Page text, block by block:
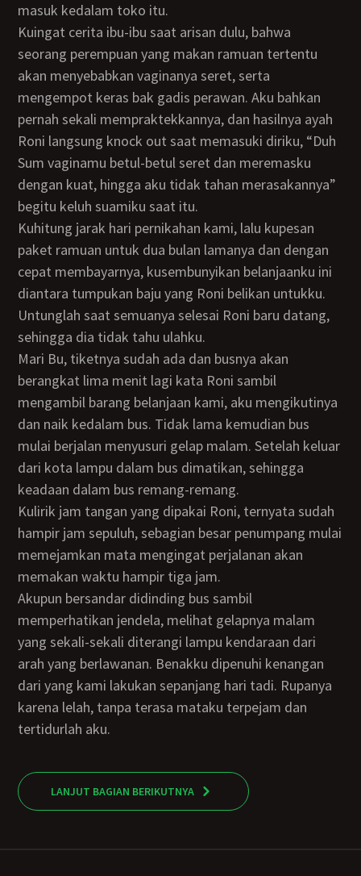
masuk kedalam toko itu.
Kuingat cerita ibu-ibu saat arisan dulu, bahwa
seorang perempuan yang makan ramuan tertentu
akan menyebabkan vaginanya seret, serta
mengempot keras bak gadis perawan. Aku bahkan
pernah sekali mempraktekkannya, dan hasilnya ayah
Roni langsung knock out saat memasuki diriku, “Duh
Sum vaginamu betul-betul seret dan meremasku
dengan kuat, hingga aku tidak tahan merasakannya”
begitu keluh suamiku saat itu.
Kuhitung jarak hari pernikahan kami, lalu kupesan
paket ramuan untuk dua bulan lamanya dan dengan
cepat membayarnya, kusembunyikan belanjaanku ini
diantara tumpukan baju yang Roni belikan untukku.
Untunglah saat semuanya selesai Roni baru datang,
sehingga dia tidak tahu ulahku.
Mari Bu, tiketnya sudah ada dan busnya akan
berangkat lima menit lagi kata Roni sambil
mengambil barang belanjaan kami, aku mengikutinya
dan naik kedalam bus. Tidak lama kemudian bus
mulai berjalan menyusuri gelap malam. Setelah keluar
dari kota lampu dalam bus dimatikan, sehingga
keadaan dalam bus remang-remang.
Kulirik jam tangan yang dipakai Roni, ternyata sudah
hampir jam sepuluh, sebagian besar penumpang mulai
memejamkan mata mengingat perjalanan akan
memakan waktu hampir tiga jam.
Akupun bersandar didinding bus sambil
memperhatikan jendela, melihat gelapnya malam
yang sekali-sekali diterangi lampu kendaraan dari
arah yang berlawanan. Benakku dipenuhi kenangan
dari yang kami lakukan sepanjang hari tadi. Rupanya
karena lelah, tanpa terasa mataku terpejam dan
tertidurlah aku.
LANJUT BAGIAN BERIKUTNYA